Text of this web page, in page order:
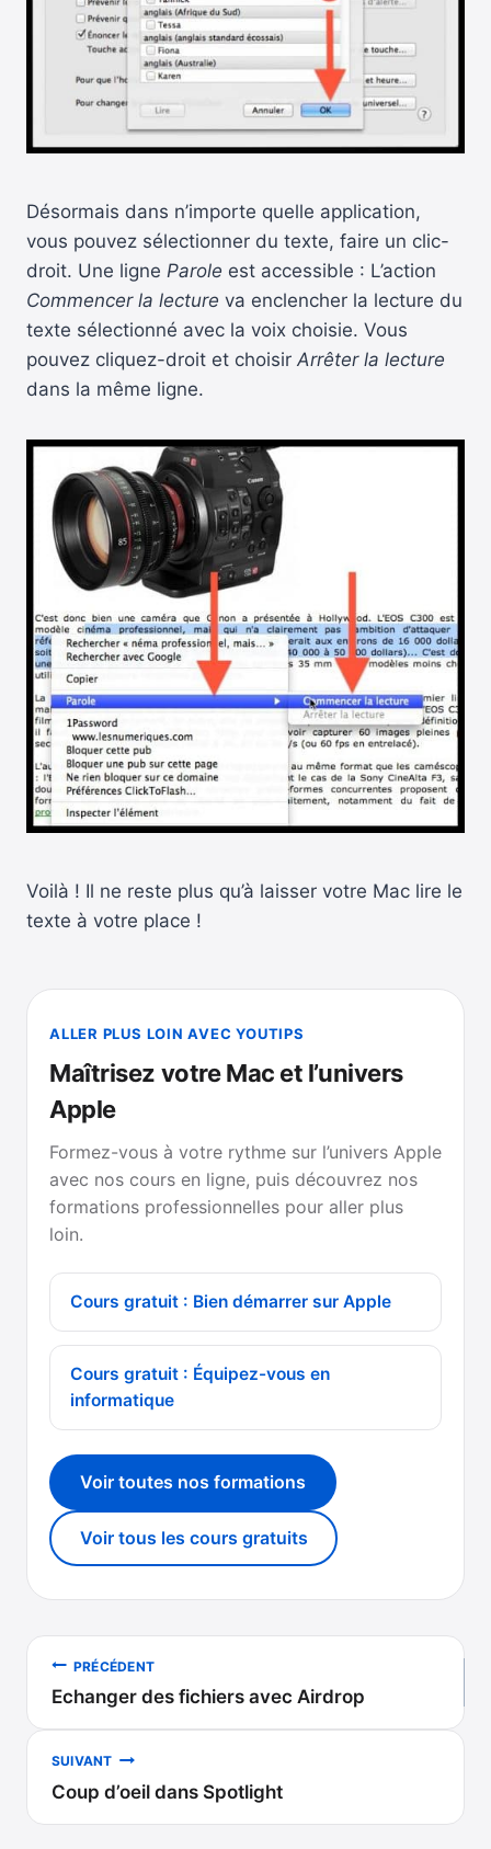
Désormais dans n’importe quelle application,
vous pouvez sélectionner du texte, faire un clic-
droit. Une ligne Parole est accessible : L’action
Commencer la lecture va enclencher la lecture du
texte sélectionné avec la voix choisie. Vous
pouvez cliquez-droit et choisir Arrêter la lecture
dans la même ligne.
Voilà ! Il ne reste plus qu’à laisser votre Mac lire le
texte à votre place !
ALLER PLUS LOIN AVEC YOUTIPS
Maîtrisez votre Mac et l’univers
Apple
Formez-vous à votre rythme sur l’univers Apple
avec nos cours en ligne, puis découvrez nos
formations professionnelles pour aller plus
loin.
Cours gratuit : Bien démarrer sur Apple
Cours gratuit : Équipez-vous en
informatique
Voir toutes nos formations
Voir tous les cours gratuits
Navigation
de
l’article
PRÉCÉDENT
Echanger des fichiers avec Airdrop
SUIVANT
Coup d’oeil dans Spotlight